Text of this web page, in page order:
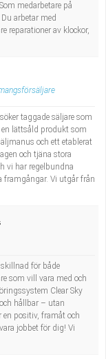
medarbetare på
arbetar med
reparationer av klockor,
taggade säljare som
lättsåld produkt som
och ett etablerat
och tjäna stora
vi har regelbundna
framgångar. Vi utgår från
för både
som vill vara med och
Clear Sky
hållbar – utan
positiv, framåt och
jobbet för dig! Vi